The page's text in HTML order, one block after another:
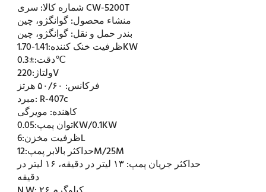
شماره کالا:سری CW-5200T
منشاء محصول:گوانگژو، چین
بندر حمل و نقل:گوانگژو، چین
ظرفیت خنک کننده:1.41-1.70KW
دقت:±0.3℃
ولتاژ:220V
فرکانس: ۵۰/۶۰ هرتز
مبرد: R-407c
کاهنده: مویرگی
توان پمپ:0.05KW/0.1KW
ظرفیت مخزن:6L
حداکثر بالابر پمپ:12M/25M
حداکثر جریان پمپ:
۱۳ لیتر در دقیقه، ۱۶ لیتر در
دقیقه